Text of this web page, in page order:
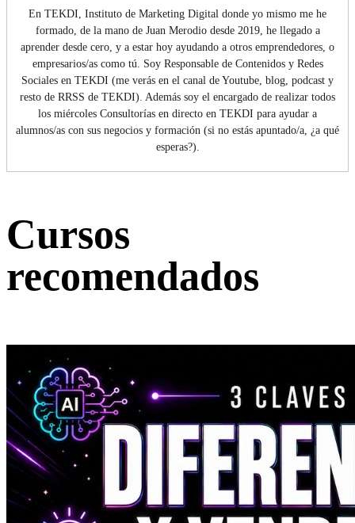
En TEKDI, Instituto de Marketing Digital donde yo mismo me he
formado, de la mano de Juan Merodio desde 2019, he llegado a
aprender desde cero, y a estar hoy ayudando a otros emprendedores, o
empresarios/as como tú. Soy Responsable de Contenidos y Redes
Sociales en TEKDI (me verás en el canal de Youtube, blog, podcast y
resto de RRSS de TEKDI). Además soy el encargado de realizar todos
los miércoles Consultorías en directo en TEKDI para ayudar a
alumnos/as con sus negocios y formación (si no estás apuntado/a, ¿a qué
esperas?).
Cursos
recomendados